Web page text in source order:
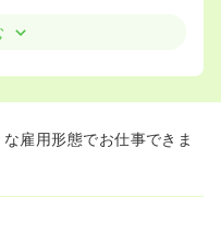
、安定した経営母体で
雇用形態でお仕事できま